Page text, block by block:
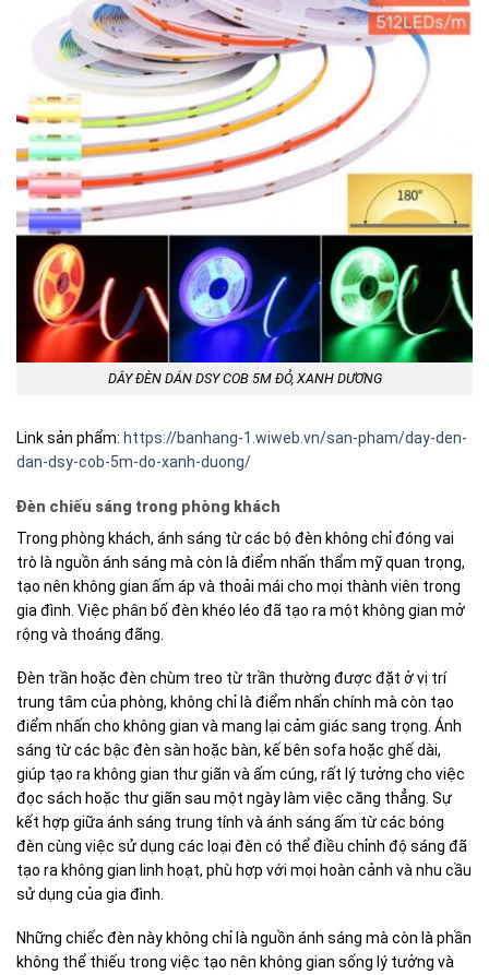
DÂY ĐÈN DÁN DSY COB 5M ĐỎ, XANH DƯƠNG
Link sản phẩm: https://banhang-1.wiweb.vn/san-pham/day-den-
dan-dsy-cob-5m-do-xanh-duong/
Đèn chiếu sáng trong phòng khách
Trong phòng khách, ánh sáng từ các bộ đèn không chỉ đóng vai
trò là nguồn ánh sáng mà còn là điểm nhấn thẩm mỹ quan trọng,
tạo nên không gian ấm áp và thoải mái cho mọi thành viên trong
gia đình. Việc phân bố đèn khéo léo đã tạo ra một không gian mở
rộng và thoáng đãng.
Đèn trần hoặc đèn chùm treo từ trần thường được đặt ở vị trí
trung tâm của phòng, không chỉ là điểm nhấn chính mà còn tạo
điểm nhấn cho không gian và mang lại cảm giác sang trọng. Ánh
sáng từ các bậc đèn sàn hoặc bàn, kế bên sofa hoặc ghế dài,
giúp tạo ra không gian thư giãn và ấm cúng, rất lý tưởng cho việc
đọc sách hoặc thư giãn sau một ngày làm việc căng thẳng. Sự
kết hợp giữa ánh sáng trung tính và ánh sáng ấm từ các bóng
đèn cùng việc sử dụng các loại đèn có thể điều chỉnh độ sáng đã
tạo ra không gian linh hoạt, phù hợp với mọi hoàn cảnh và nhu cầu
sử dụng của gia đình.
Những chiếc đèn này không chỉ là nguồn ánh sáng mà còn là phần
không thể thiếu trong việc tạo nên không gian sống lý tưởng và